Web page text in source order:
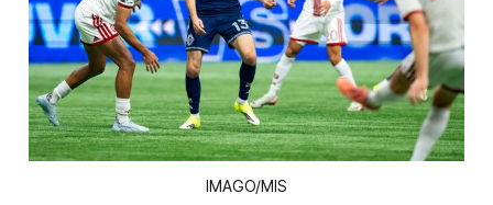
IMAGO/MIS